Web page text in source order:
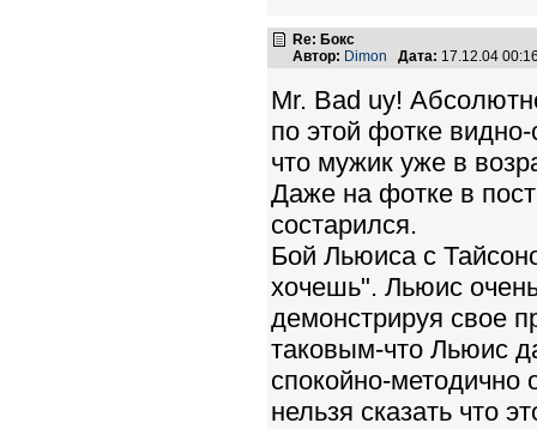
Re: Бокс
Автор: Dimon Дата: 17.12.04
Mr. Bad uy!
по этой фотке
что мужик уже в
Даже на фотке в
состарился.
Бой Льюиса с
хочешь". Льюис
демонстрируя свое
таковым-что Льюис
спокойно-методично
нельзя сказать что